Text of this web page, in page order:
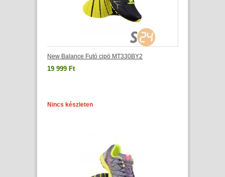
New Balance Futó cipö MT330BY2
19 999 Ft
Nincs készleten